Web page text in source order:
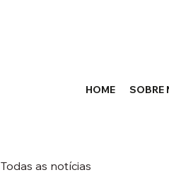
HOME SOBRE
Todas as notícias